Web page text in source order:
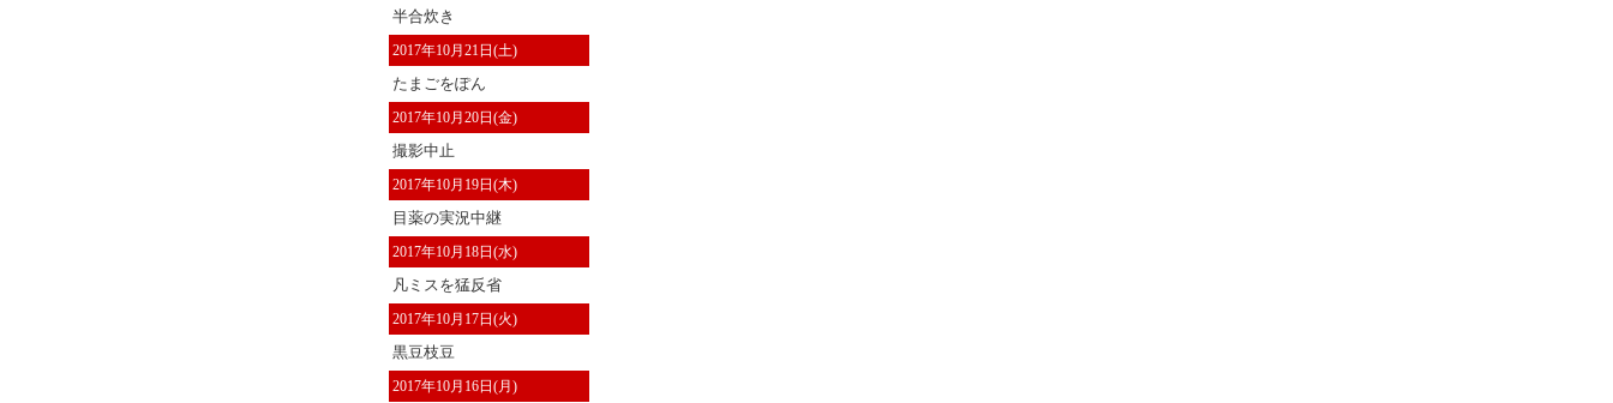
半合炊き
2017年10月21日(土)
たまごをぽん
2017年10月20日(金)
撮影中止
2017年10月19日(木)
目薬の実況中継
2017年10月18日(水)
凡ミスを猛反省
2017年10月17日(火)
黒豆枝豆
2017年10月16日(月)